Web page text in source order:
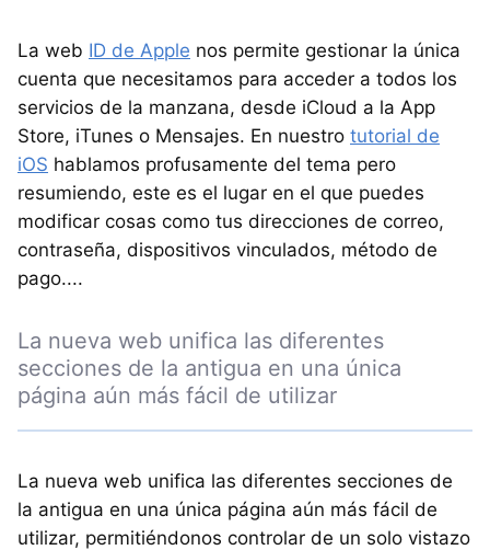
La web ID de Apple nos permite gestionar la única
cuenta que necesitamos para acceder a todos los
servicios de la manzana, desde iCloud a la App
Store, iTunes o Mensajes. En nuestro tutorial de
iOS hablamos profusamente del tema pero
resumiendo, este es el lugar en el que puedes
modificar cosas como tus direcciones de correo,
contraseña, dispositivos vinculados, método de
pago....
La nueva web unifica las diferentes
secciones de la antigua en una única
página aún más fácil de utilizar
La nueva web unifica las diferentes secciones de
la antigua en una única página aún más fácil de
utilizar, permitiéndonos controlar de un solo vistazo